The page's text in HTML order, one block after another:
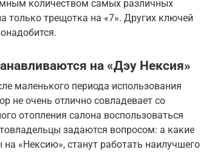
количеством самых различных
только трещотка на «7». Других ключей
на «Дэу Нексия»
маленького периода использования
не очень отлично совладевает со
отопления салона воспользоваться
задаются вопросом: а какие
«Нексию», станут работать наилучшего